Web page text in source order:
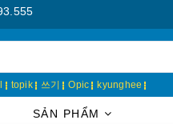
topik 쓰기 Opic kyunghee
SẢN PHẨM